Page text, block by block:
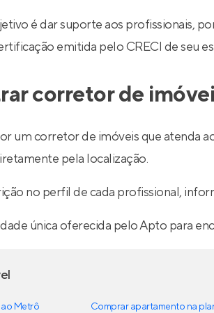
é dar suporte aos profissionais,
emitida pelo CRECI de seu
corretor de
um corretor de imóveis que atenda
pela localização.
no perfil de cada profissional,
única oferecida pelo Apto para
Metrô Comprar apartamento na